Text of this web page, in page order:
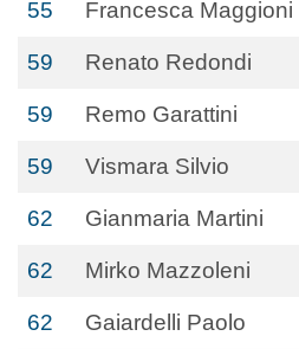
55 Francesca Maggioni
59 Renato Redondi
59 Remo Garattini
59 Vismara Silvio
62 Gianmaria Martini
62 Mirko Mazzoleni
62 Gaiardelli Paolo